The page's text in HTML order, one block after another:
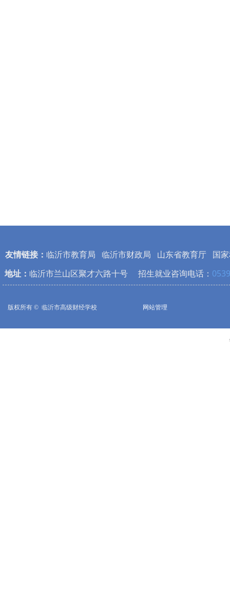
地址： 临沂市兰山区聚才六路十号 招生就业咨询电话：
友情链接： 临沂市教育局 临沂市财政局 山东省教育厅 国
版权所有 © 临沂市高级财经学校 网站管理